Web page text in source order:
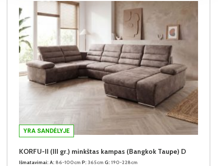
YRA SANDĖLYJE
KORFU-II (III gr.) minkštas kampas (Bangkok Taupe) D
Išmatavimai: A: 86-100cm P: 365cm G: 190-228cm